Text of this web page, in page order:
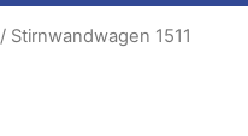
/ Stirnwandwagen 1511